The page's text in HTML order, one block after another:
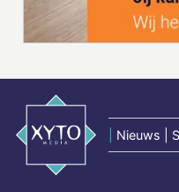
Nieuws |